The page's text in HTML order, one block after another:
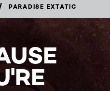
PARADISE EXTATIC